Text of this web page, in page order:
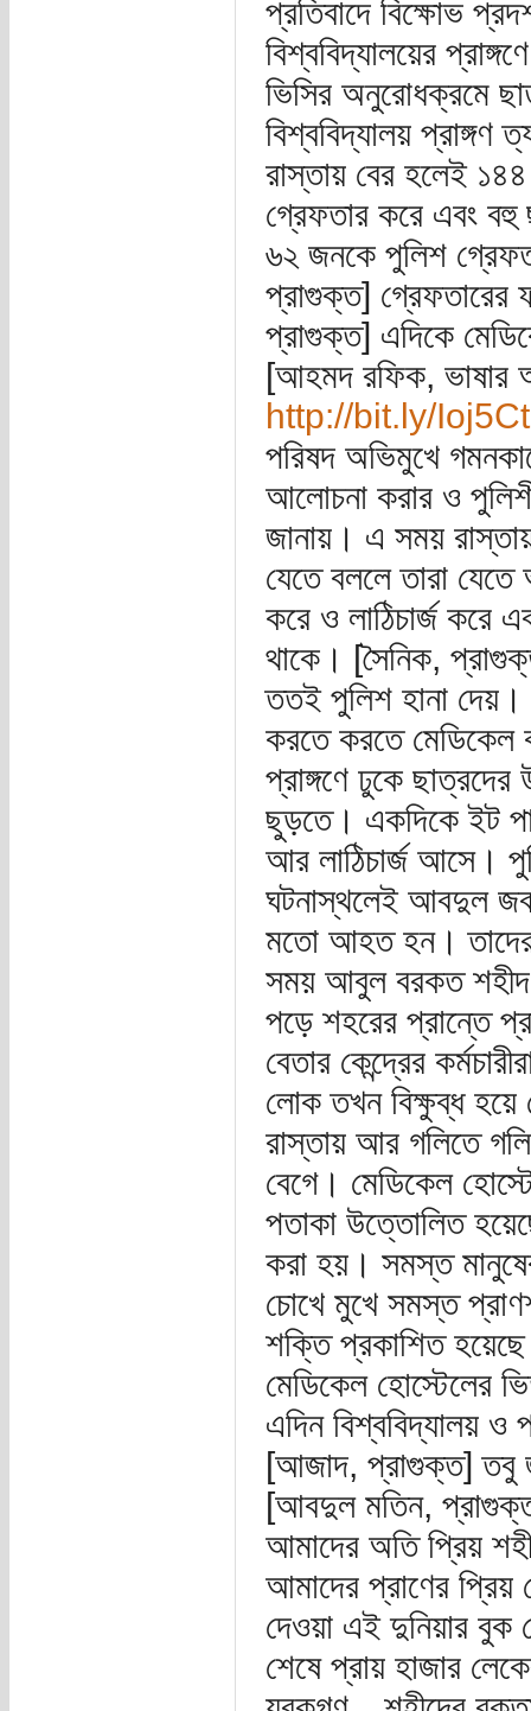
প্রতিবাদে বিক্ষোভ
বিশ্ববিদ্যালয়ের
ভিসির অনুরোধক্রমে
বিশ্ববিদ্যালয়
রাস্তায় বের হলেই
গ্রেফতার করে এবং
৬২ জনকে পুলিশ
প্রাগুক্ত] গ্রেফতারের
প্রাগুক্ত] এদিকে
[আহমদ রফিক, ভাষার
http://bit.ly/Ioj5Ct
পরিষদ অভিমুখে
আলোচনা করার ও
জানায়। এ সময়
যেতে বললে তারা
করে ও লাঠিচার্জ করে
থাকে। [সৈনিক,
ততই পুলিশ হানা দেয়।
করতে করতে মেডিকেল
প্রাঙ্গণে ঢুকে
ছুড়তে। একদিকে ইট
আর লাঠিচার্জ আসে।
ঘটনাস্থলেই আবদুল
মতো আহত হন। তাদের
সময় আবুল বরকত শহীদ
পড়ে শহরের প্রান্তে
বেতার কেন্দ্রের
লোক তখন বিক্ষুব্ধ হয়ে
রাস্তায় আর গলিতে
বেগে। মেডিকেল
পতাকা উত্তোলিত
করা হয়। সমস্ত
চোখে মুখে সমস্ত
শক্তি প্রকাশিত
মেডিকেল হোস্টেলের
এদিন বিশ্ববিদ্যালয় ও
[আজাদ, প্রাগুক্ত] তবু
[আবদুল মতিন,
আমাদের অতি প্রিয়
আমাদের প্রাণের প্রিয়
দেওয়া এই দুনিয়ার
শেষে প্রায় হাজার